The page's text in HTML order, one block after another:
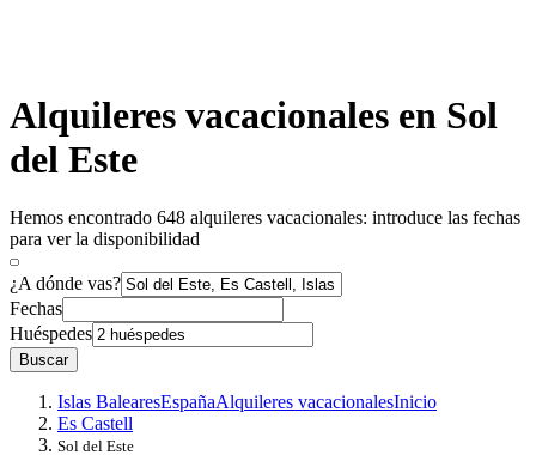
Alquileres vacacionales en Sol
del Este
Hemos encontrado 648 alquileres vacacionales: introduce las fechas
para ver la disponibilidad
¿A dónde vas?
Fechas
Huéspedes
Buscar
Islas BalearesEspañaAlquileres vacacionalesInicio
Es Castell
Sol del Este